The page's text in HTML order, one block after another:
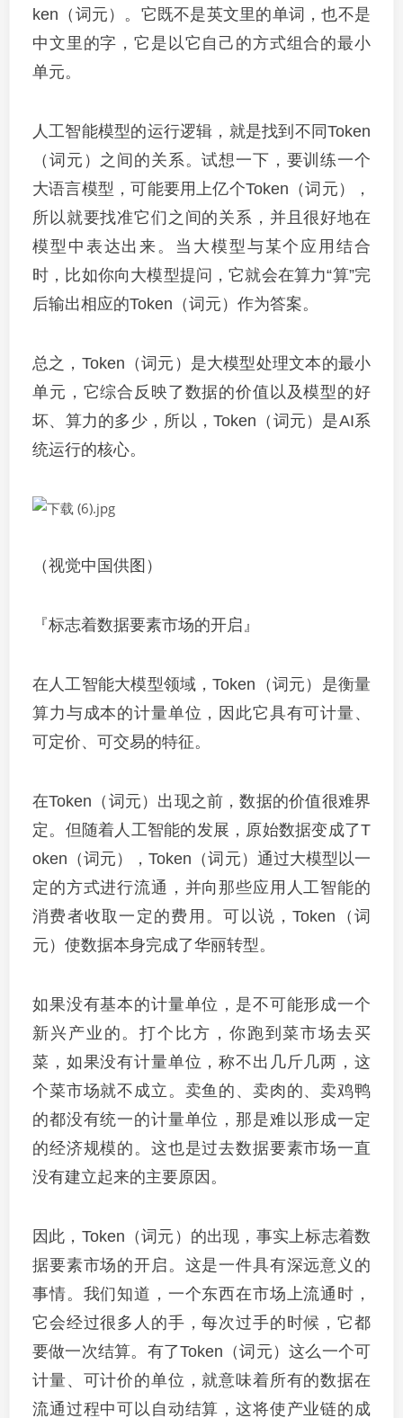
ken（词元）。它既不是英文里的单词，也不是
中文里的字，它是以它自己的方式组合的最小
单元。
人工智能模型的运行逻辑，就是找到不同Token
（词元）之间的关系。试想一下，要训练一个
大语言模型，可能要用上亿个Token（词元），
所以就要找准它们之间的关系，并且很好地在
模型中表达出来。当大模型与某个应用结合
时，比如你向大模型提问，它就会在算力“算”完
后输出相应的Token（词元）作为答案。
总之，Token（词元）是大模型处理文本的最小
单元，它综合反映了数据的价值以及模型的好
坏、算力的多少，所以，Token（词元）是AI系
统运行的核心。
（视觉中国供图）
『标志着数据要素市场的开启』
在人工智能大模型领域，Token（词元）是衡量
算力与成本的计量单位，因此它具有可计量、
可定价、可交易的特征。
在Token（词元）出现之前，数据的价值很难界
定。但随着人工智能的发展，原始数据变成了T
oken（词元），Token（词元）通过大模型以一
定的方式进行流通，并向那些应用人工智能的
消费者收取一定的费用。可以说，Token（词
元）使数据本身完成了华丽转型。
如果没有基本的计量单位，是不可能形成一个
新兴产业的。打个比方，你跑到菜市场去买
菜，如果没有计量单位，称不出几斤几两，这
个菜市场就不成立。卖鱼的、卖肉的、卖鸡鸭
的都没有统一的计量单位，那是难以形成一定
的经济规模的。这也是过去数据要素市场一直
没有建立起来的主要原因。
因此，Token（词元）的出现，事实上标志着数
据要素市场的开启。这是一件具有深远意义的
事情。我们知道，一个东西在市场上流通时，
它会经过很多人的手，每次过手的时候，它都
要做一次结算。有了Token（词元）这么一个可
计量、可计价的单位，就意味着所有的数据在
流通过程中可以自动结算，这将使产业链的成